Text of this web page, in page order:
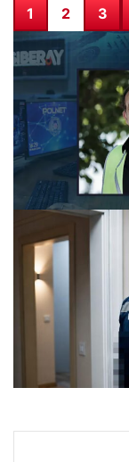
1 2 3
Ahbap Derneği
28.07.2026 08:24